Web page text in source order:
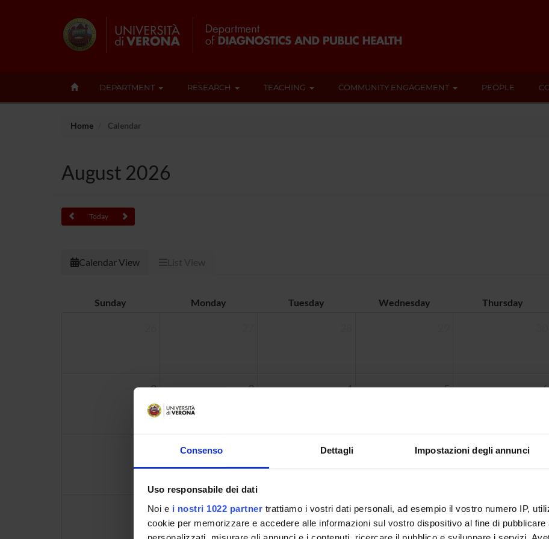
Consenso Dettagli Impostazioni degli annunci
Uso responsabile dei dati
Noi e i nostri 1022 partner trattiamo i vostri dati personali, ad esempio il vostro numero IP,
cookie per memorizzare e accedere alle informazioni sul vostro dispositivo al fine di pubblicare
DEPARTMENT RESEARCH TEACHING COMMUNITY ENGAGEMENT PEOPLE
Home Calendar
August 2026
Today
Calendar View List View
Sunday Monday Tuesday Wednesday Thursday
2 3 4 5 6
11 12
16 17 18 19 20